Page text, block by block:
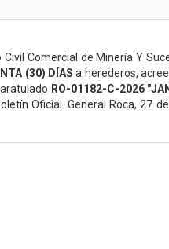
Civil Comercial de Minería Y
(30) DÍAS a herederos,
RO-01182-C-2026
Oficial. General Roca, 27